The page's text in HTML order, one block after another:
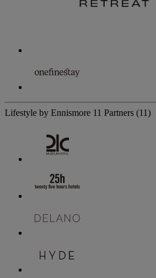
Lifestyle by Ennismore 11 Partners (11)